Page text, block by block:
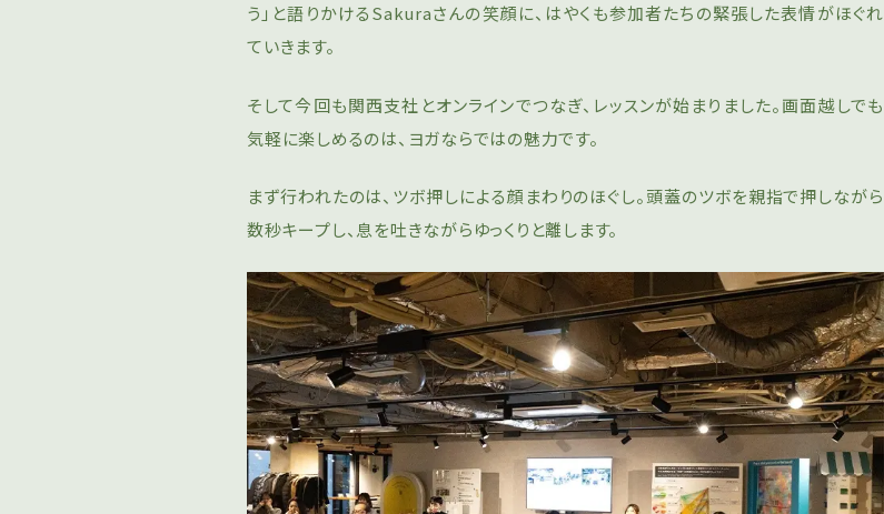
う」と語りかけるSakuraさんの笑顔に、はやくも参加者たちの緊張した表情がほぐれ
ていきます。
そして今回も関西支社とオンラインでつなぎ、レッスンが始まりました。画面越しでも
気軽に楽しめるのは、ヨガならではの魅力です。
まず行われたのは、ツボ押しによる顔まわりのほぐし。頭蓋のツボを親指で押しながら
数秒キープし、息を吐きながらゆっくりと離します。